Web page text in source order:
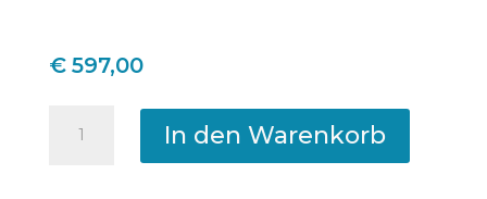
€597,00
Thermografie-
Solaranlagen
In den Warenkorb